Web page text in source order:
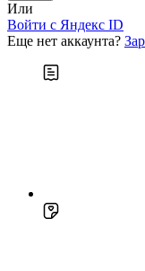
Или
Войти c Яндекс ID
Еще нет аккаунта?